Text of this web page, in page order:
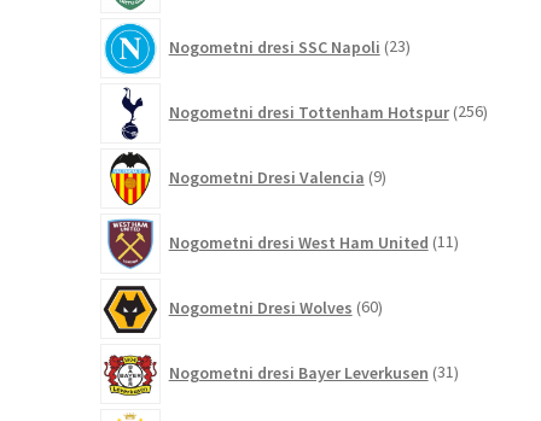
Nogometni dresi SSC Napoli 23izdelkov
Nogometni dresi Tottenham Hotspur 256
Nogometni Dresi Valencia 9izdelkov
Nogometni dresi West Ham United 11izdelkov
Nogometni Dresi Wolves 60izdelkov
Nogometni dresi Bayer Leverkusen 31izdelkov